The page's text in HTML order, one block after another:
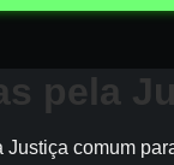
pela
comum